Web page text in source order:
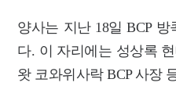
양사는 지난 18일 BCP
다. 이 자리에는 성상록
왓 코와위사락 BCP 사장